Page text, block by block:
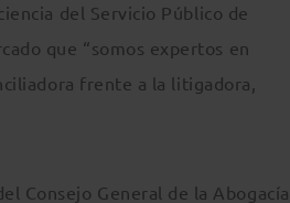
del Servicio Público de
que “somos expertos en
frente a la litigadora,
Consejo General de la Abogacía